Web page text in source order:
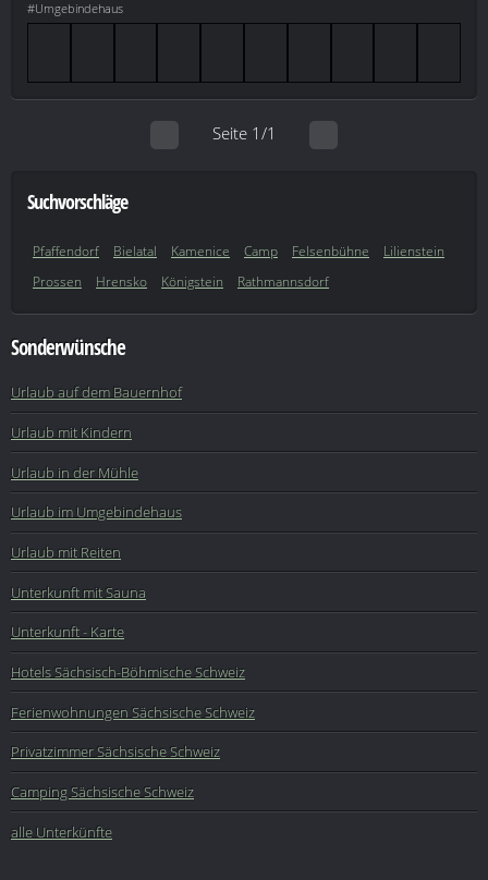
#Umgebindehaus
Seite 1/1
Suchvorschläge
Pfaffendorf Bielatal Kamenice Camp Felsenbühne
Lilienstein
Prossen
Hrensko Königstein Rathmannsdorf
Sonderwünsche
Urlaub auf dem Bauernhof
Urlaub mit Kindern
Urlaub in der Mühle
Urlaub im Umgebindehaus
Urlaub mit Reiten
Unterkunft mit Sauna
Unterkunft - Karte
Hotels Sächsisch-Böhmische Schweiz
Ferienwohnungen Sächsische Schweiz
Privatzimmer Sächsische Schweiz
Camping Sächsische Schweiz
alle Unterkünfte